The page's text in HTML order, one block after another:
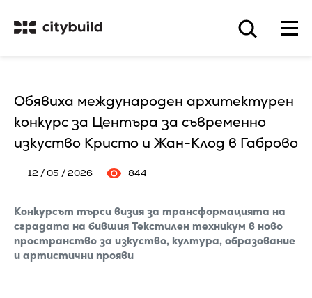
Обявиха международен архитектурен
конкурс за Центъра за съвременно
изкуство Кристо и Жан-Клод в Габрово
12 / 05 / 2026 844
Конкурсът търси визия за трансформацията на
сградата на бившия Текстилен техникум в ново
пространство за изкуство, култура, образование
и артистични прояви